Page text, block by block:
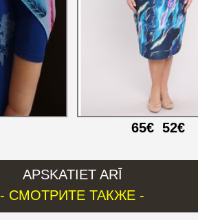
65€ 52€
APSKATIET ARĪ
- СМОТРИТЕ ТАКЖЕ -